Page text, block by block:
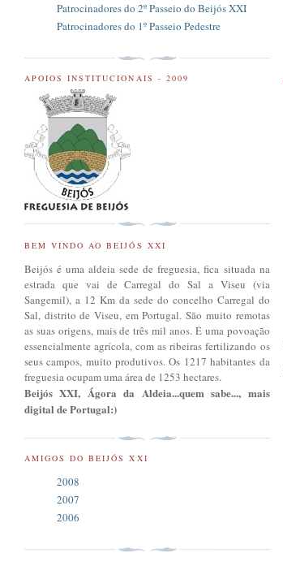
Patrocinadores do 2º Passeio do Beijós XXI
Patrocinadores do 1º Passeio Pedestre
APOIOS INSTITUCIONAIS - 2009
BEM VINDO AO BEIJÓS XXI
Beijós é uma aldeia sede de freguesia, fica situada na
estrada que vai de Carregal do Sal a Viseu (via
Sangemil), a 12 Km da sede do concelho Carregal do
Sal, distrito de Viseu, em Portugal. São muito remotas
as suas origens, mais de três mil anos. É uma povoação
essencialmente agrícola, com as ribeiras fertilizando os
seus campos, muito produtivos. Os 1217 habitantes da
freguesia ocupam uma área de 1253 hectares.
Beijós XXI, Ágora da Aldeia...quem sabe..., mais
digital de Portugal:)
AMIGOS DO BEIJÓS XXI
2008
2007
2006